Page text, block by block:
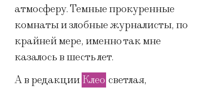
атмосферу. Темные прокуренные
комнаты и злобные журналисты, по
крайней мере, именно так мне
казалось в шесть лет.
А в редакции Клео светлая,